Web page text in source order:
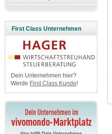
First Class Unternehmen
Dein Unternehmen hier?
Werde First Class Kunde!